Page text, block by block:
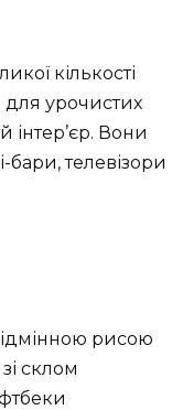
кількості
для урочистих
інтер’єр. Вони
телевізори
рисою
склом